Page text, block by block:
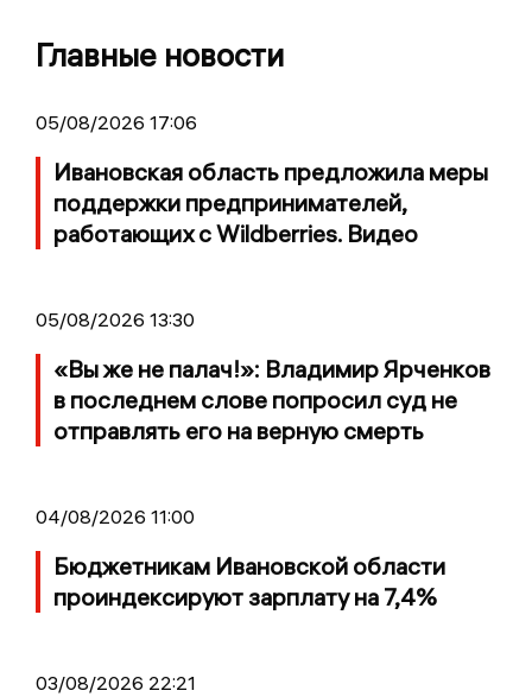
Главные новости
05/08/2026 17:06
Ивановская область предложила меры
поддержки предпринимателей,
работающих с Wildberries. Видео
05/08/2026 13:30
«Вы же не палач!»: Владимир Ярченков
в последнем слове попросил суд не
отправлять его на верную смерть
04/08/2026 11:00
Бюджетникам Ивановской области
проиндексируют зарплату на 7,4%
03/08/2026 22:21